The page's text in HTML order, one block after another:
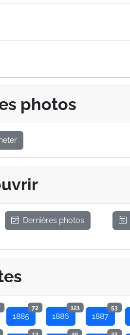
photos
Dernières photos
1885
72
1886
121
1887
53